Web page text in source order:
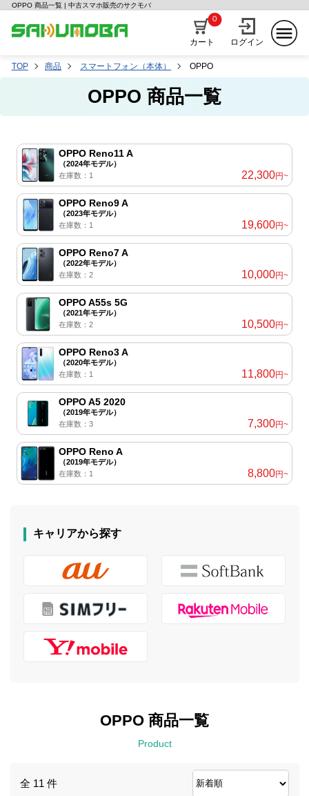
OPPO 商品一覧 | 中古スマホ販売のサクモバ
カート
0
ログイン
TOP 商品 スマートフォン（本体） OPPO
OPPO 商品一覧
OPPO Reno11 A
（2024年モデル）
在庫数：1
22,300円~
OPPO Reno9 A
（2023年モデル）
在庫数：1
19,600円~
OPPO Reno7 A
（2022年モデル）
在庫数：2
10,000円~
OPPO A55s 5G
（2021年モデル）
在庫数：2
10,500円~
OPPO Reno3 A
（2020年モデル）
在庫数：1
11,800円~
OPPO A5 2020
（2019年モデル）
在庫数：3
7,300円~
OPPO Reno A
（2019年モデル）
在庫数：1
8,800円~
キャリアから探す
OPPO 商品一覧
Product
全 11 件